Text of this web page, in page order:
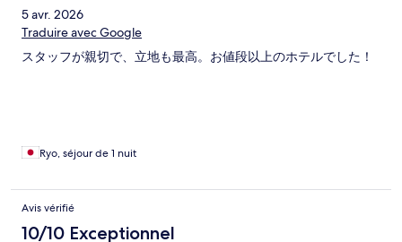
5 avr. 2026
Traduire avec Google
スタッフが親切で、立地も最高。お値段以上のホテルでした！
Ryo, séjour de 1 nuit
Avis vérifié
10/10 Exceptionnel